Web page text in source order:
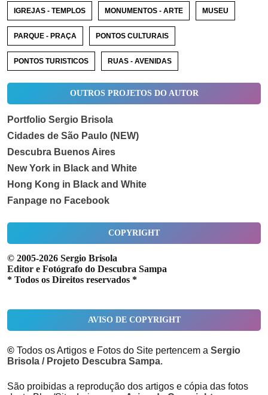
IGREJAS - TEMPLOS MONUMENTOS - ARTE MUSEU
PARQUE - PRAÇA PONTOS CULTURAIS
PONTOS TURISTICOS RUAS - AVENIDAS
OUTROS PROJETOS DO AUTOR
Portfolio Sergio Brisola
Cidades de São Paulo (NEW)
Descubra Buenos Aires
New York in Black and White
Hong Kong in Black and White
Fanpage no Facebook
COPYRIGHT
© 2005-2026 Sergio Brisola
Editor e Fotógrafo do Descubra Sampa
* Todos os Direitos reservados *
AVISO DE COPYRIGHT
© Todos os Artigos e Fotos do Site pertencem a Sergio
Brisola / Projeto Descubra Sampa.
São proibidas a reprodução dos artigos e cópia das fotos